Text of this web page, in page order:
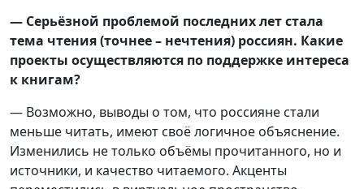
— Серьёзной проблемой последних лет стала
тема чтения (точнее – нечтения) россиян. Какие
проекты осуществляются по поддержке интереса
к книгам?
— Возможно, выводы о том, что россияне стали
меньше читать, имеют своё логичное объяснение.
Изменились не только объёмы прочитанного, но и
источники, и качество читаемого. Акценты